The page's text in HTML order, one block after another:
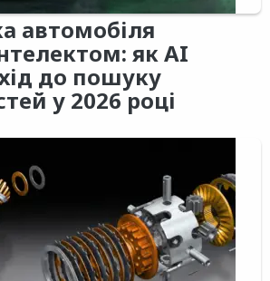
автомобіля
як AI
до пошуку
у 2026 році